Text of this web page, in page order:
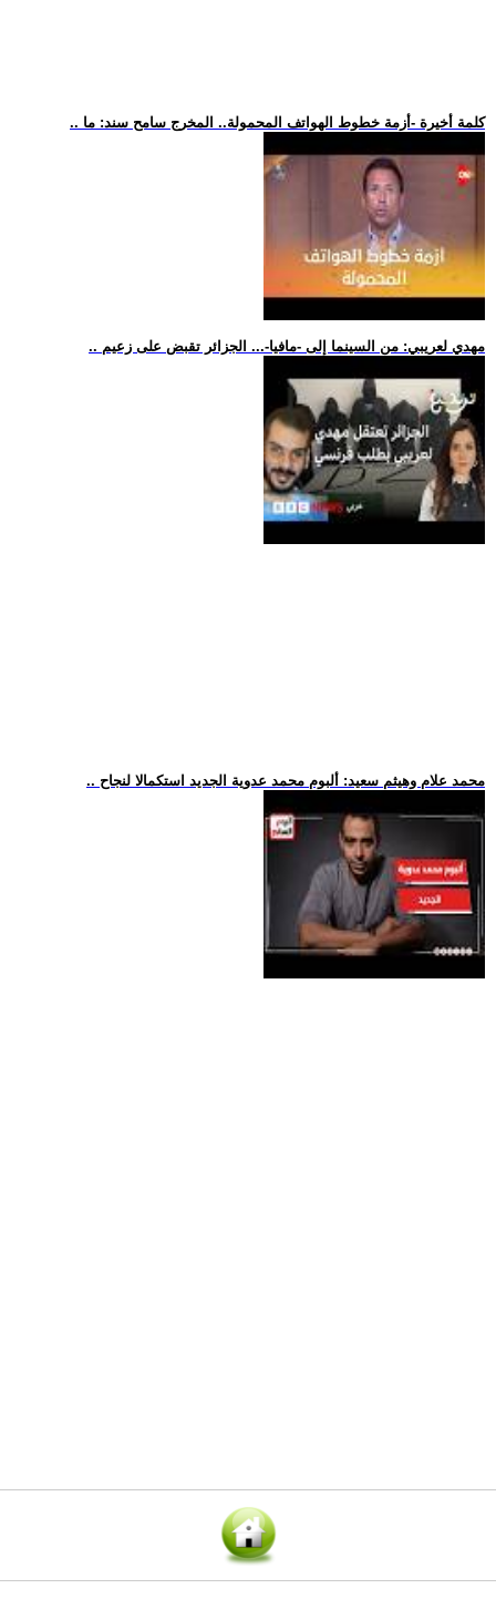
.. كلمة أخيرة -أزمة خطوط الهواتف المحمولة.. المخرج سامح سند: ما
.. مهدي لعريبي: من السينما إلى -مافيا-... الجزائر تقبض على زعيم
.. محمد علام وهيثم سعيد: ألبوم محمد عدوية الجديد استكمالا لنجاح